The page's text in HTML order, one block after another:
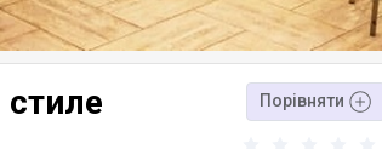
Порівняти